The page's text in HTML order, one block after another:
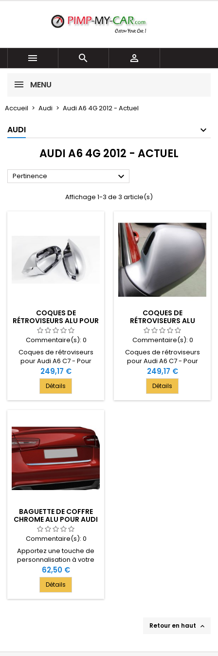
  
MENU
Accueil Audi Audi A6 4G 2012 - Actuel
AUDI
AUDI A6 4G 2012 - ACTUEL
Pertinence 
Affichage 1-3 de 3 article(s)
COQUES DE
RÉTROVISEURS ALU POUR
AUDI A6 C7 2012
Commentaire(s): 0
Coques de rétroviseurs
pour Audi A6 C7 - Pour
modèle depuis 2012 - En
aluminium.
Prix
249,17 €
Détails
COQUES DE
RÉTROVISEURS ALU
MATTE BROSSÉ POUR
AUDI A6 C7 2012
Commentaire(s): 0
Coques de rétroviseurs
pour Audi A6 C7 - Pour
modèle après 2012 - En alu
matte.
Prix
249,17 €
Détails
BAGUETTE DE COFFRE
CHROME ALU POUR AUDI
A6 2011-[...]
Commentaire(s): 0
Apportez une touche de
personnalisation à votre
Audi A6 avec cette
baguette de coffre en
chrome alu inox. Pour
modèle 2011-[...] SD (Sedan
Prix
62,50 €
Détails
Retour en haut 